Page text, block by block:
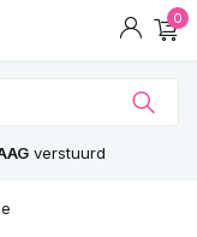
0
verstuurd